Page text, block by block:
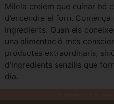
Milola creiem que cuinar bé
d’encendre el forn.
ingredients. Quan els
una alimentació més
productes extraordinaris,
d’ingredients senzills que
dia.